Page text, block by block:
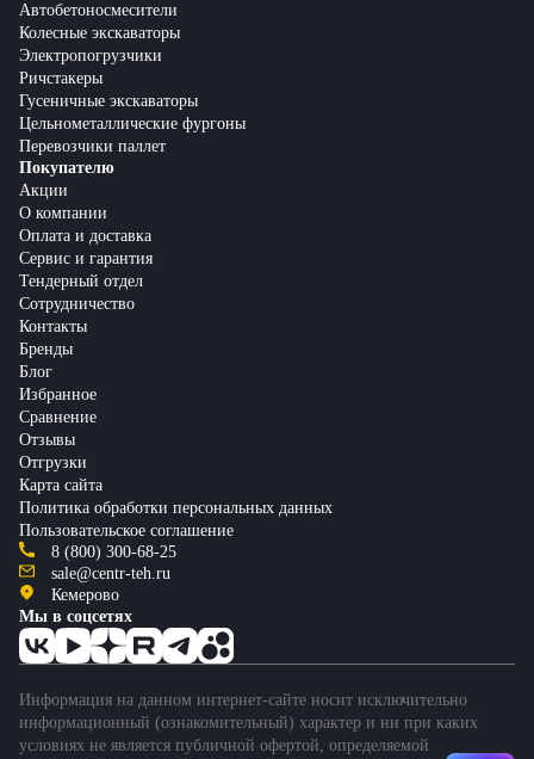
Автобетоносмесители
Колесные экскаваторы
Электропогрузчики
Ричстакеры
Гусеничные экскаваторы
Цельнометаллические фургоны
Перевозчики паллет
Покупателю
Акции
О компании
Оплата и доставка
Сервис и гарантия
Тендерный отдел
Сотрудничество
Контакты
Бренды
Блог
Избранное
Сравнение
Отзывы
Отгрузки
Карта сайта
Политика обработки персональных данных
Пользовательское соглашение
8 (800) 300-68-25
sale@centr-teh.ru
Кемерово
Мы в соцсетях
Информация на данном интернет-сайте носит исключительно
информационный (ознакомительный) характер и ни при каких
условиях не является публичной офертой, определяемой